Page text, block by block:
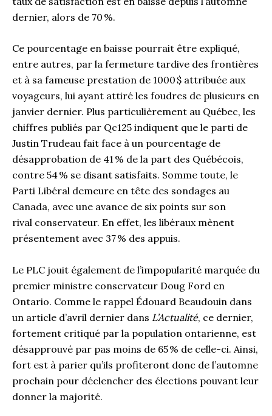
dernier, alors de 70 %.
Ce pourcentage en baisse pourrait être expliqué,
entre autres, par la fermeture tardive des frontières
et à sa fameuse prestation de 1000 $ attribuée aux
voyageurs, lui ayant attiré les foudres de plusieurs en
janvier dernier. Plus particulièrement au Québec, les
chiffres publiés par Qc125 indiquent que le parti de
Justin Trudeau fait face à un pourcentage de
désapprobation de 41 % de la part des Québécois,
contre 54 % se disant satisfaits. Somme toute, le
Parti Libéral demeure en tête des sondages au
Canada, avec une avance de six points sur son
rival conservateur. En effet, les libéraux mènent
présentement avec 37 % des appuis.
Le PLC jouit également de l’impopularité marquée du
premier ministre conservateur Doug Ford en
Ontario. Comme le rappel Édouard Beaudouin dans
un article d’avril dernier dans L’Actualité, ce dernier,
fortement critiqué par la population ontarienne, est
désapprouvé par pas moins de 65 % de celle-ci. Ainsi,
fort est à parier qu’ils profiteront donc de l’automne
prochain pour déclencher des élections pouvant leur
donner la majorité.